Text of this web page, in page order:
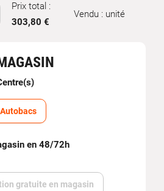
Prix total :
303,80 €
Vendu : unité
en 48/72h
gratuite en magasin